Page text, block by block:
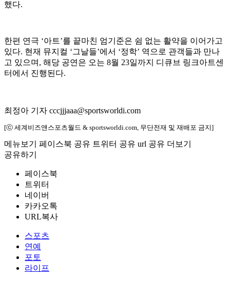
했다.
한편 연극 ‘아트’를 끝마친 엄기준은 쉼 없는 활약을 이어가고
있다. 현재 뮤지컬 ‘그날들’에서 ‘정학’ 역으로 관객들과 만나
고 있으며, 해당 공연은 오는 8월 23일까지 디큐브 링크아트센
터에서 진행된다.
최정아 기자 cccjjjaaa@sportsworldi.com
[ⓒ 세계비즈앤스포츠월드 & sportsworldi.com, 무단전재 및 재배포 금지]
메뉴보기 페이스북 공유 트위터 공유 url 공유 더보기
공유하기
페이스북
트위터
네이버
카카오톡
URL복사
스포츠
연예
포토
라이프